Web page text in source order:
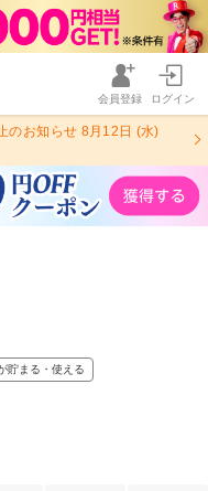
会員登録 ログイン
のお知らせ 8月12日 (水)
貯まる・使える